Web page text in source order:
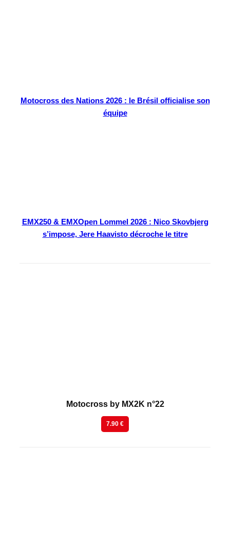
Motocross des Nations 2026 : le Brésil officialise son
équipe
EMX250 & EMXOpen Lommel 2026 : Nico Skovbjerg
s’impose, Jere Haavisto décroche le titre
Motocross by MX2K n°22
7.90 €